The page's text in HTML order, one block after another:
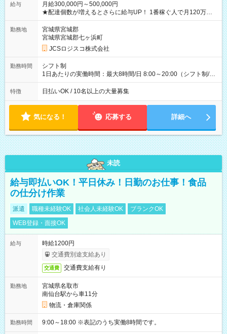
給与
月給300,000円～500,000円
★配達個数が増えるとさらに給与UP！ 1番稼ぐ人で月120万ほ
ど！ ・主要都市エリア 月収55万円／週5日稼働 月収65万~112
万円／週6日稼働 ・地方郊外エリア 月収40万円／週5日稼働 月
収40万円~50万円／週6日稼働 ＜モデルイメージ＞ ■月収50万
円 (27歳男性/江東区在住)※元建築関係 1日150個配達×25日勤務
(日休み) ■月収80万円(43歳男性/墨田区在住)※元営業 1日200個
勤務地
宮城県宮城郡
宮城県宮城郡七ヶ浜町
JCSロジスコ株式会社
勤務時間
シフト制
1日あたりの実働時間：最大8時間/日 8:00～20:00（シフト制/実
働8時間） ※週5日勤務（場所次第では週4も有り） ※配達状況
によって時間外での勤務可能性有り ※案件により多少の前後あ
特徴 日払いOK / 10名以上の大量募集
気になる！ 応募する 詳細へ
未読
給与即払いOK！平日休み！日勤のお仕事！食品
の仕分け作業
派遣 職種未経験OK 社会人未経験OK
ブランクOK
WEB登録・面接OK
給与
時給1200円
交通費別途支給あり
交通費 交通費支給有り
勤務地
宮城県名取市
南仙台駅から車11分
物流・倉庫関係
勤務時間 9:00～18:00 ※表記のうち実働8時間です。